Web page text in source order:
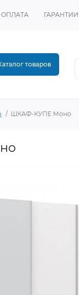
ОПЛАТА ГАРАНТИИ
товаров
ШКАФ-КУПЕ Моно